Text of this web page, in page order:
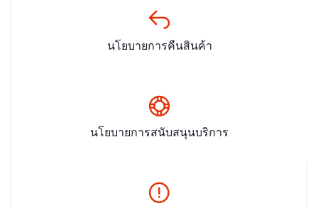
นโยบายการคืนสินค้า
นโยบายการสนับสนุนบริการ